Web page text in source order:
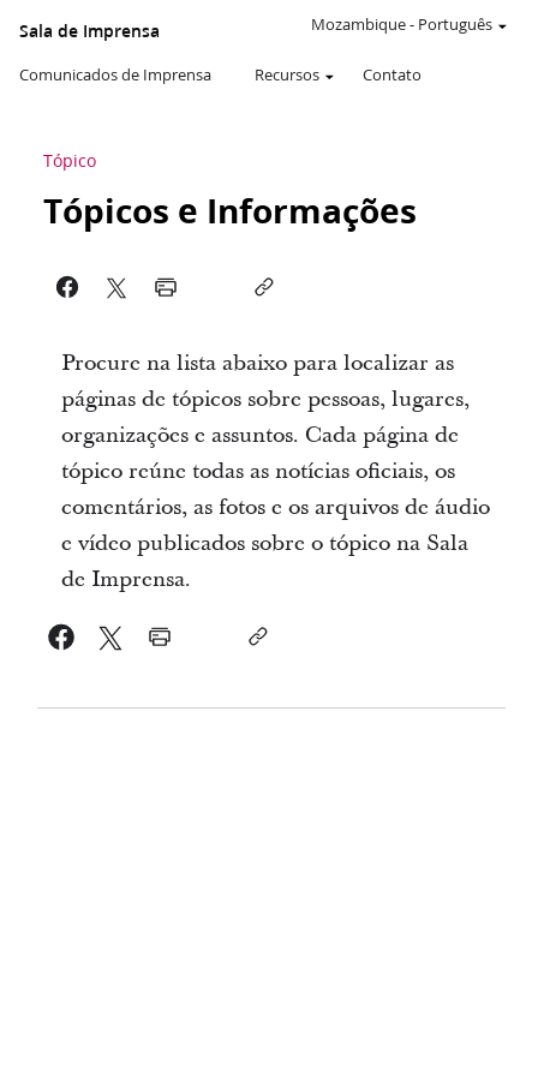
Sala de Imprensa
Comunicados de Imprensa Recursos Contato
Mozambique- Português
Tópico
Tópicos e Informações
Procure na lista abaixo para localizar as
páginas de tópicos sobre pessoas, lugares,
organizações e assuntos. Cada página de
tópico reúne todas as notícias oficiais, os
comentários, as fotos e os arquivos de áudio
e vídeo publicados sobre o tópico na Sala
de Imprensa.